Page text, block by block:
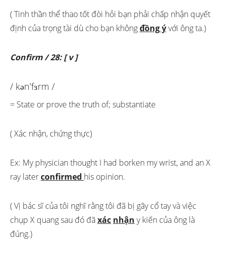
( Tinh thần thể thao tốt đòi hỏi bạn phải chấp nhận quyết
định của trọng tài dù cho bạn khôngđồng ývới ông ta.)
Confirm / 28: [ v ]
/ kən’fɜrm /
= State or prove the truth of; substantiate
( Xác nhận, chứng thực)
Ex: My physician thought I had borken my wrist, and an X
ray laterconfirmed his opinion.
( Vị bác sĩ của tôi nghĩ rằng tôi đã bị gãy cổ tay và việc
chụp X quang sau đó đãxác nhận y kiến của ông là
đúng.)